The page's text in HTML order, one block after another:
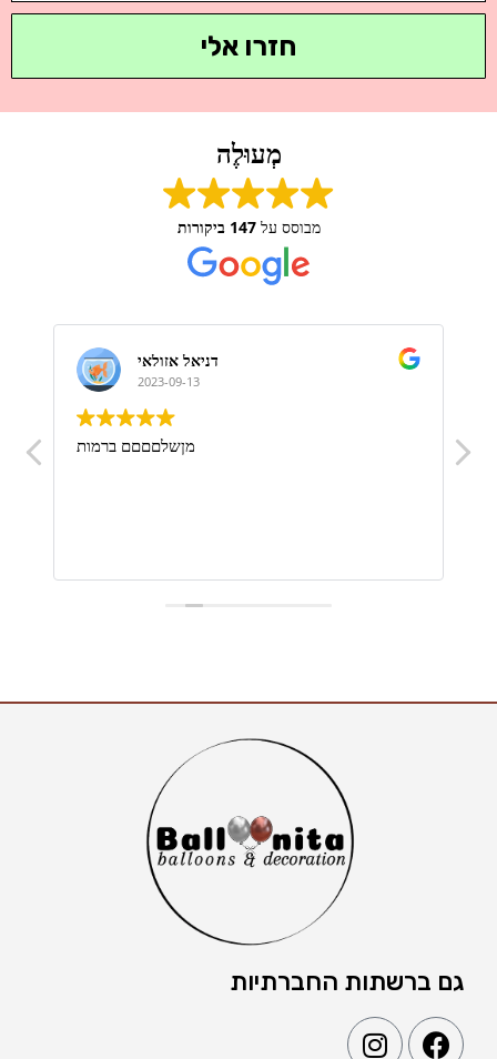
חזרו אלי
מְעוּלֶה
מבוסס על147 ביקורות
דניאל אזולאי
2023-09-13
מןשלםםםם ברמות
גם ברשתות החברתיות